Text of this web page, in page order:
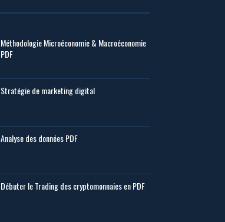
Méthodologie Microéconomie & Macroéconomie
PDF
Stratégie de marketing digital
Analyse des données PDF
Débuter le Trading des cryptomonnaies en PDF